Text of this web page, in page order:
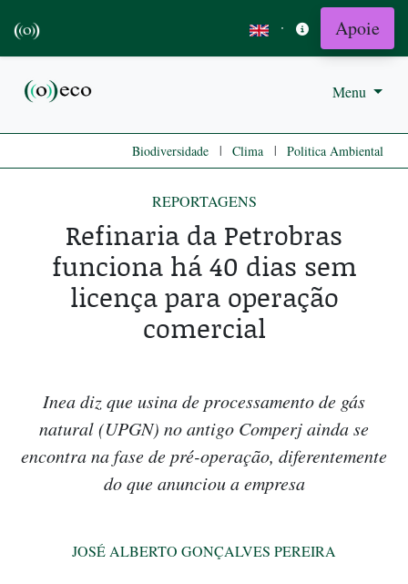
· Apoie
Menu
Biodiversidade | Clima | Politica Ambiental
REPORTAGENS
Refinaria da Petrobras
funciona há 40 dias sem
licença para operação
comercial
Inea diz que usina de processamento de gás
natural (UPGN) no antigo Comperj ainda se
encontra na fase de pré-operação, diferentemente
do que anunciou a empresa
JOSÉ ALBERTO GONÇALVES PEREIRA